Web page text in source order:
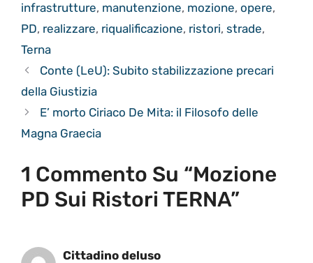
infrastrutture, manutenzione, mozione, opere,
PD, realizzare, riqualificazione, ristori, strade,
Terna
Conte (LeU): Subito stabilizzazione precari
della Giustizia
E’ morto Ciriaco De Mita: il Filosofo delle
Magna Graecia
1 Commento Su “Mozione
PD Sui Ristori TERNA”
Cittadino deluso